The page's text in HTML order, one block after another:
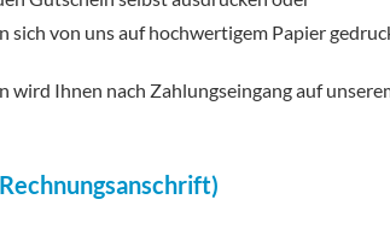
sich von uns auf hochwertigem Papier
wird Ihnen nach Zahlungseingang auf